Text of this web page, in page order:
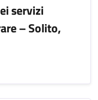
servizi
– Solito,